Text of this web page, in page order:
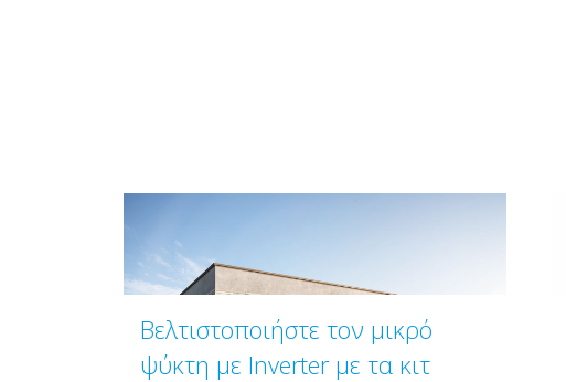
Βελτιστοποιήστε τον μικρό
ψύκτη με Inverter με τα κιτ